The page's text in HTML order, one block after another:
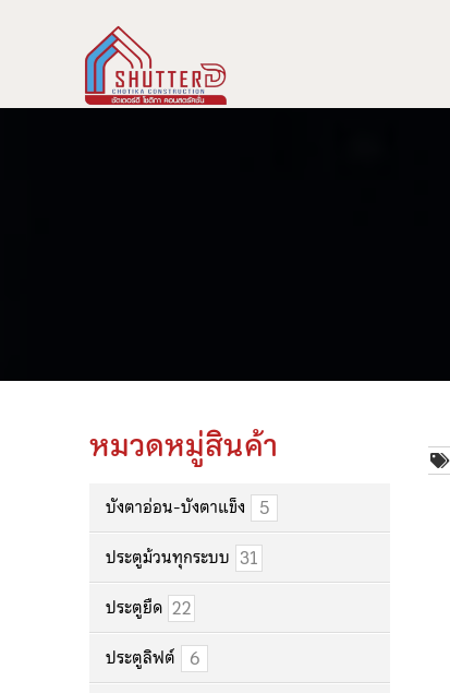
หมวดหมู่สินค้า
บังตาอ่อน-บังตาแข็ง 5
ประตูม้วนทุกระบบ 31
ประตูยืด 22
ประตูลิฟต์ 6